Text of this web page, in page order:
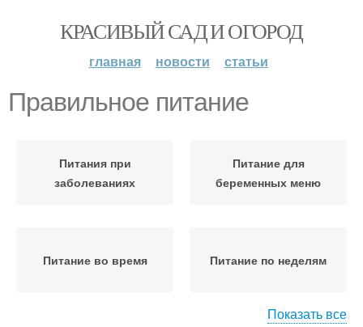
КРАСИВЫЙ САД И ОГОРОД
главная новости статьи
Правильное питание
Питания при
заболеваниях
Питание для
беременных меню
Питание во время Питание по неделям
Показать все